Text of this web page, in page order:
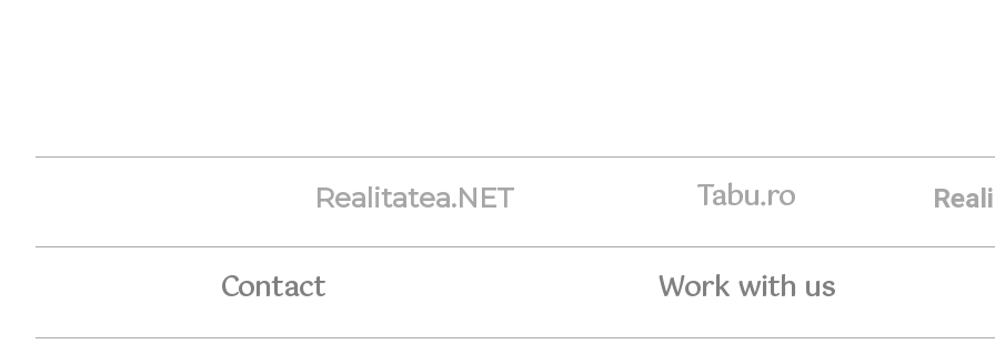
Realitatea.NET Tabu.ro
Contact Work with us